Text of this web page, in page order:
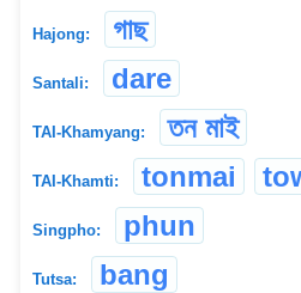
Hajong: গাছ
Santali: dare
TAI-Khamyang: তন মাই
TAI-Khamti: tonmai
Singpho: phun
Tutsa: bang